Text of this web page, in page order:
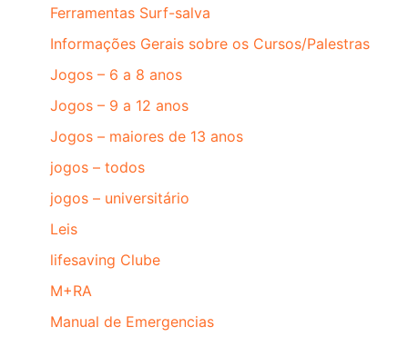
Ferramentas Surf-salva
Informações Gerais sobre os Cursos/Palestras
Jogos – 6 a 8 anos
Jogos – 9 a 12 anos
Jogos – maiores de 13 anos
jogos – todos
jogos – universitário
Leis
lifesaving Clube
M+RA
Manual de Emergencias